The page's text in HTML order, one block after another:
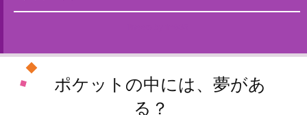
ポケットの中には、夢があ
る？